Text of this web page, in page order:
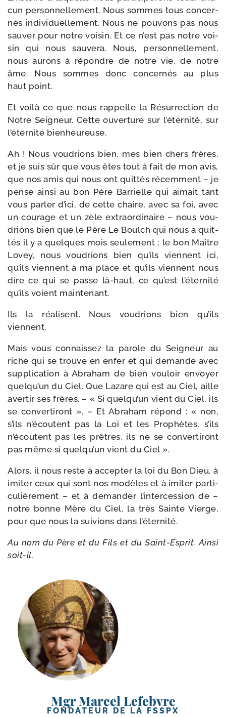
cun per­son­nel­le­ment. Nous sommes tous concer­
nés indi­vi­duel­le­ment. Nous ne pou­vons pas nous
sau­ver pour notre voi­sin. Et ce n’est pas notre voi­
sin qui nous sau­ve­ra. Nous, per­son­nel­le­ment,
nous aurons à répondre de notre vie, de notre
âme. Nous sommes donc concer­nés au plus
haut point.
Et voi­là ce que nous rap­pelle la Résurrection de
Notre Seigneur. Cette ouver­ture sur l’éternité, sur
l’éternité bienheureuse.
Ah ! Nous vou­drions bien, mes bien chers frères,
et je suis sûr que vous êtes tout à fait de mon avis,
que nos amis qui nous ont quit­tés récem­ment – je
pense ain­si au bon Père Barrielle qui aimait tant
vous par­ler d’ici, de cette chaire, avec sa foi, avec
un cou­rage et un zèle extra­or­di­naire – nous vou­
drions bien que le Père Le Boulch qui nous a quit­
tés il y a quelques mois seule­ment ; le bon Maître
Lovey, nous vou­drions bien qu’ils viennent ici,
qu’ils viennent à ma place et qu’ils viennent nous
dire ce qui se passe là-​haut, ce qu’est l’éternité
qu’ils voient maintenant.
Ils la réa­lisent. Nous vou­drions bien qu’ils
viennent.
Mais vous connais­sez la parole du Seigneur au
riche qui se trouve en enfer et qui demande avec
sup­pli­ca­tion à Abraham de bien vou­loir envoyer
quelqu’un du Ciel. Que Lazare qui est au Ciel, aille
aver­tir ses frères. – « Si quelqu’un vient du Ciel, ils
se conver­ti­ront ». – Et Abraham répond : « non,
s’ils n’écoutent pas la Loi et les Prophètes, s’ils
n’écoutent pas les prêtres, ils ne se conver­ti­ront
pas même si quelqu’un vient du Ciel ».
Alors, il nous reste à accep­ter la loi du Bon Dieu, à
imi­ter ceux qui sont nos modèles et à imi­ter par­ti­
cu­liè­re­ment – et à deman­der l’intercession de –
notre bonne Mère du Ciel, la très Sainte Vierge,
pour que nous la sui­vions dans l’éternité.
Au nom du Père et du Fils et du Saint-​Esprit. Ainsi
soit-il.
Mgr Marcel Lefebvre
FONDATEUR DE LA FSSPX